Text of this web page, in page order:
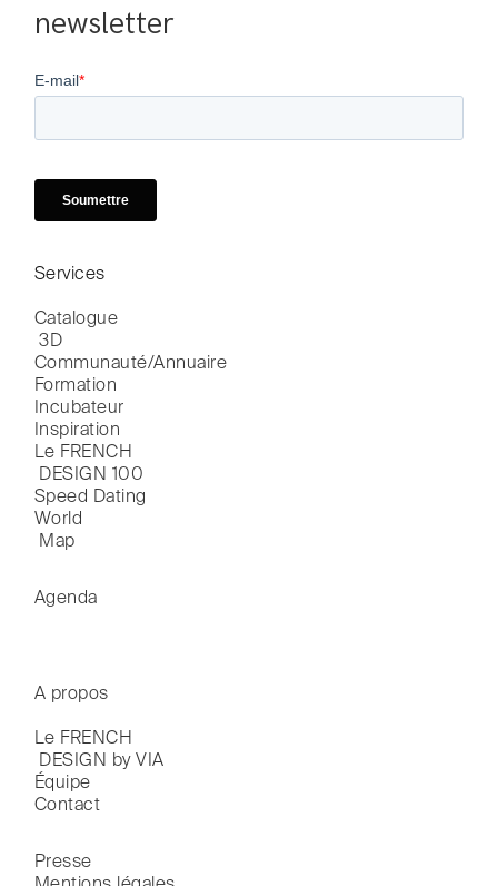
newsletter
Services
Catalogue
3D
Communauté/Annuaire
Formation
Incubateur
Inspiration
Le FRENCH
DESIGN 100
Speed Dating
World
Map
Agenda
A propos
Le FRENCH
DESIGN by VIA
Équipe
Contact
Presse